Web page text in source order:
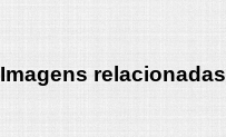
Imagens relacionadas